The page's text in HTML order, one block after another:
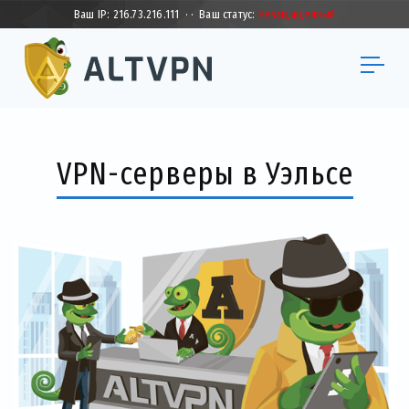
Ваш IP: 216.73.216.111 · · Ваш статус: Незащищенный
VPN-серверы в Уэльсе